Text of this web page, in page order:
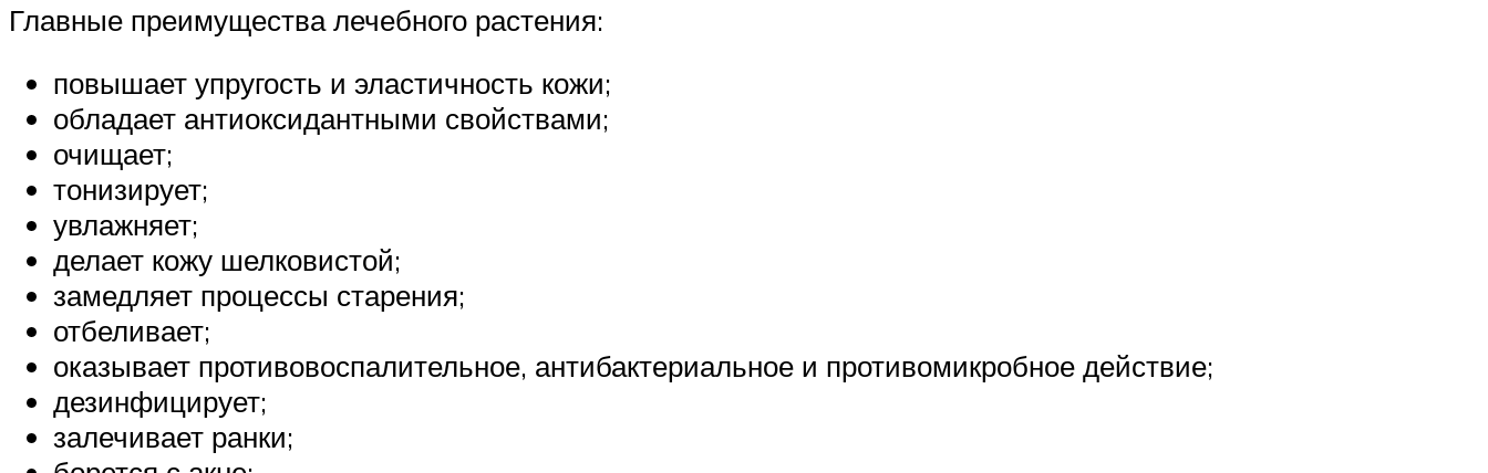
Главные преимущества лечебного растения:
повышает упругость и эластичность кожи;
обладает антиоксидантными свойствами;
очищает;
тонизирует;
увлажняет;
делает кожу шелковистой;
замедляет процессы старения;
отбеливает;
оказывает противовоспалительное, антибактериальное и противомикробное действие;
дезинфицирует;
залечивает ранки;